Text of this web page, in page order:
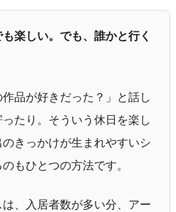
楽しい。でも、誰かと行く
品が好きだった？」と話し
たり。そういう休日を楽し
きっかけが生まれやすいシ
もひとつの方法です。
、入居者数が多い分、アー